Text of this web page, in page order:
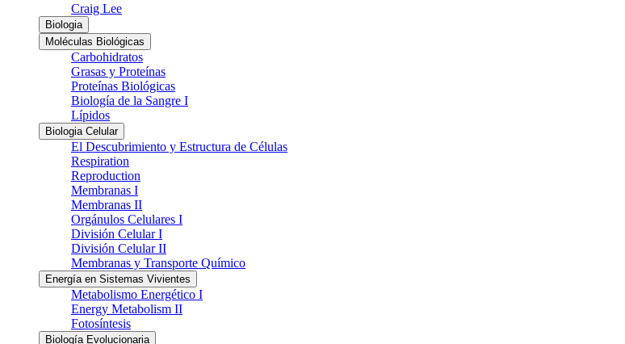
Craig Lee
Biologia
Moléculas Biológicas
Carbohidratos
Grasas y Proteínas
Proteínas Biológicas
Biología de la Sangre I
Lípidos
Biologia Celular
El Descubrimiento y Estructura de Células
Respiration
Reproduction
Membranas I
Membranas II
Orgánulos Celulares I
División Celular I
División Celular II
Membranas y Transporte Químico
Energía en Sistemas Vivientes
Metabolismo Energético I
Energy Metabolism II
Fotosíntesis
Biología Evolucionaria